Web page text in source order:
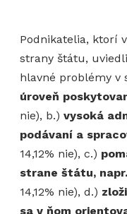
Podnikatelia, ktorí
strany štátu,
hlavné problémy v
úroveň
nie), b.) vysoká
podávaní a
14,12% nie), c.)
strane štátu,
14,12% nie), d.)
sa v ňom